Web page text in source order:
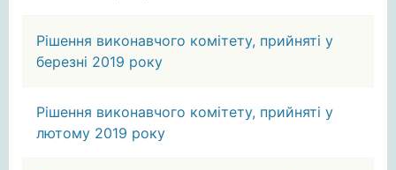
Рішення виконавчого комітету, прийняті у
березні 2019 року
Рішення виконавчого комітету, прийняті у
лютому 2019 року